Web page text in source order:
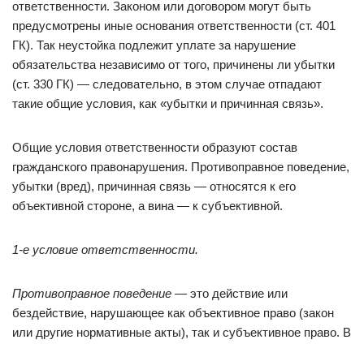
ответственности. Законом или договором могут быть
предусмотрены иные основания ответственности (ст. 401
ГК). Так неустойка подлежит уплате за нарушение
обязательства независимо от того, причинены ли убытки
(ст. 330 ГК) — следовательно, в этом случае отпадают
такие общие условия, как «убытки и причинная связь».
Общие условия ответственности образуют состав
гражданского правонарушения. Противоправное поведение,
убытки (вред), причинная связь — относятся к его
объективной стороне, а вина — к субъективной.
1-е условие ответственности.
Противоправное поведение — это действие или
бездействие, нарушающее как объективное право (закон
или другие нормативные акты), так и субъективное право. В